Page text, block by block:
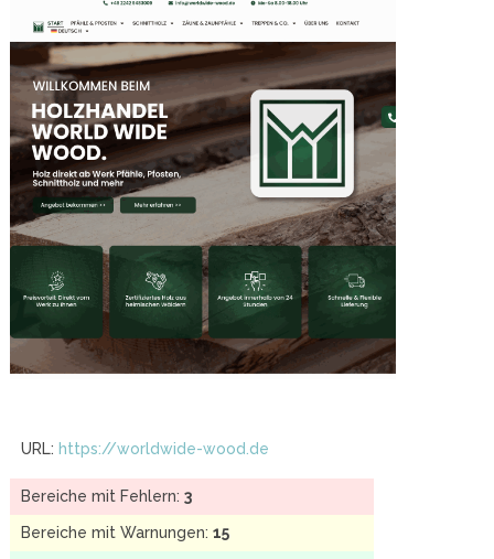
URL: https://worldwide-wood.de
Bereiche mit Fehlern: 3
Bereiche mit Warnungen: 15